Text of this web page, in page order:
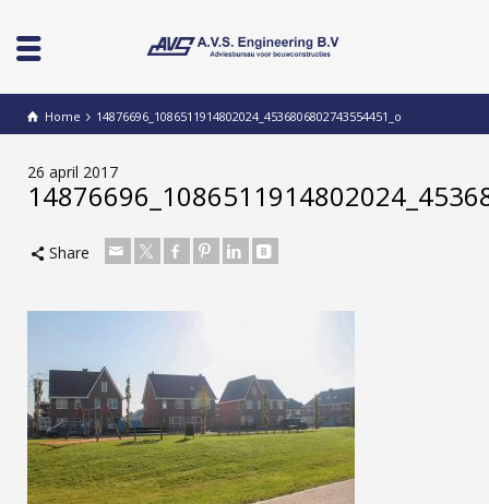
Home 14876696_1086511914802024_4536806802743554451_o
26 april 2017
Share